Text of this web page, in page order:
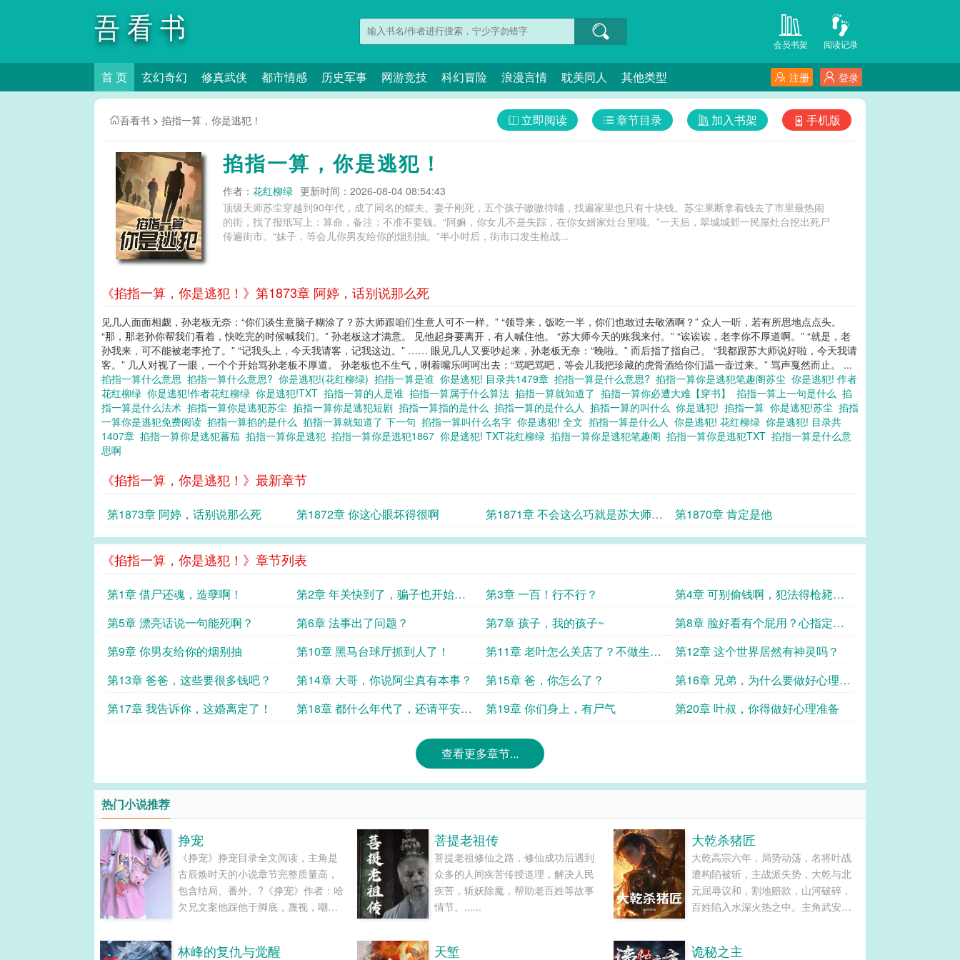
吾看书 阅读记录
会员书架
首 页 玄幻奇幻 修真武侠 都市情感 历史军事 网游竞技 科幻冒险 浪漫言情 耽美同人 其他类型 登录
注册
吾看书 > 掐指一算，你是逃犯！ 手机版
加入书架
章节目录
立即阅读
掐指一算，你是逃犯！
作者： 花红柳绿 更新时间：2026-08-04 08:54:43
顶级天师苏尘穿越到90年代，成了同名的鳏夫。妻子刚死，五个孩子嗷嗷待哺，找遍家里也只有十块钱。苏尘果断拿着钱去了市里最热闹
的街，找了报纸写上：算命，备注：不准不要钱。“阿嫲，你女儿不是失踪，在你女婿家灶台里哦。”一天后，翠城城郊一民屋灶台挖出死尸
传遍街市。“妹子，等会儿你男友给你的烟别抽。”半小时后，街市口发生枪战...
《掐指一算，你是逃犯！》第1873章 阿婷，话别说那么死
见几人面面相觑，孙老板无奈：“你们谈生意脑子糊涂了？苏大师跟咱们生意人可不一样。” “领导来，饭吃一半，你们也敢过去敬酒啊？” 众人一听，若有所思地点点头。
“那，那老孙你帮我们看着，快吃完的时候喊我们。” 孙老板这才满意。 见他起身要离开，有人喊住他。 “苏大师今天的账我来付。” “诶诶诶，老李你不厚道啊。” “就是，老
孙我来，可不能被老李抢了。” “记我头上，今天我请客，记我这边。” …… 眼见几人又要吵起来，孙老板无奈：“晚啦。” 而后指了指自己。 “我都跟苏大师说好啦，今天我请
客。” 几人对视了一眼，一个个开始骂孙老板不厚道。 孙老板也不生气，咧着嘴乐呵呵出去：“骂吧骂吧，等会儿我把珍藏的虎骨酒给你们温一壶过来。” 骂声戛然而止。 ...
掐指一算什么意思 掐指一算什么意思? 你是逃犯!(花红柳绿) 掐指一算是谁 你是逃犯! 目录共1479章 掐指一算是什么意思? 掐指一算你是逃犯笔趣阁苏尘 你是逃犯! 作者
花红柳绿 你是逃犯!作者花红柳绿 你是逃犯!TXT 掐指一算的人是谁 掐指一算属于什么算法 掐指一算就知道了 掐指一算你必遭大难【穿书】 掐指一算上一句是什么 掐
指一算是什么法术 掐指一算你是逃犯苏尘 掐指一算你是逃犯短剧 掐指一算指的是什么 掐指一算的是什么人 掐指一算的叫什么 你是逃犯! 掐指一算 你是逃犯!苏尘 掐指
一算你是逃犯免费阅读 掐指一算掐的是什么 掐指一算就知道了 下一句 掐指一算叫什么名字 你是逃犯! 全文 掐指一算是什么人 你是逃犯! 花红柳绿 你是逃犯! 目录共
1407章 掐指一算你是逃犯蕃茄 掐指一算你是逃犯 掐指一算你是逃犯1867 你是逃犯! TXT花红柳绿 掐指一算你是逃犯笔趣阁 掐指一算你是逃犯TXT 掐指一算是什么意
思啊
《掐指一算，你是逃犯！》最新章节
第1873章 阿婷，话别说那么死 第1872章 你这心眼坏得很啊
第1871章 不会这么巧就是苏大师
吧？
第1870章 肯定是他
《掐指一算，你是逃犯！》章节列表
第1章 借尸还魂，造孽啊！
第2章 年关快到了，骗子也开始做
生意喽~
第3章 一百！行不行？
第4章 可别偷钱啊，犯法得枪毙的
啊！
第5章 漂亮话说一句能死啊？ 第6章 法事出了问题？ 第7章 孩子，我的孩子~
第8章 脸好看有个屁用？心指定是
黑的
第9章 你男友给你的烟别抽 第10章 黑马台球厅抓到人了！
第11章 老叶怎么关店了？不做生意
了？
第12章 这个世界居然有神灵吗？
第13章 爸爸，这些要很多钱吧？
第14章 大哥，你说阿尘真有本事？ 第15章 爸，你怎么了？
第16章 兄弟，为什么要做好心理准
备啊？
第17章 我告诉你，这婚离定了！
第18章 都什么年代了，还请平安
第19章 你们身上，有尸气 第20章 叶叔，你得做好心理准备
查看更多章节...
热门小说推荐
挣宠
《挣宠》挣宠目录全文阅读，主角是
古辰焕时天的小说章节完整质量高，
包含结局、番外。?《挣宠》作者：哈
欠兄文案他踩他于脚底，蔑视，嘲
命贱。四年辗转，再次相遇，他成了
菩提老祖传
菩提老祖修仙之路，修仙成功后遇到
众多的人间疾苦传授道理，解决人民
疾苦，斩妖除魔，帮助老百姓等故事
情节。......
大乾杀猪匠
大乾高宗六年，局势动荡，名将叶战
遭构陷被斩，主战派失势，大乾与北
元屈辱议和，割地赔款，山河破碎，
百姓陷入水深火热之中。主角武安君
计，不得不重拾杀猪旧业。在一次杀
林峰的复仇与觉醒 天堑 诡秘之主